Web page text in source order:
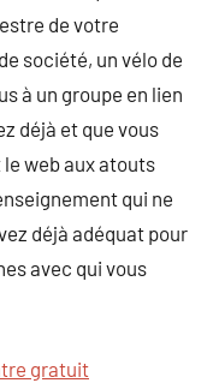
de votre
société, un vélo de
à un groupe en lien
déjà et que vous
web aux atouts
qui ne
déjà adéquat pour
avec qui vous
gratuit